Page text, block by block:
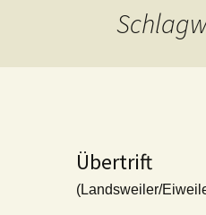
Übertrift
(Landsweiler/